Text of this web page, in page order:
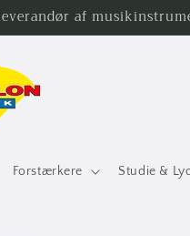
af
Forstærkere Studie & Lyd